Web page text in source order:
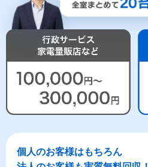
個人のお客様はもちろん